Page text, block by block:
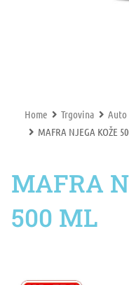
Home Trgovina Auto
MAFRA NJEGA KOŽE
MAFRA
500 ML